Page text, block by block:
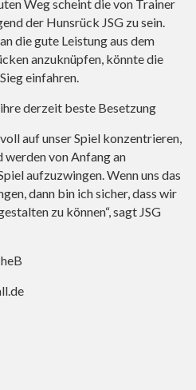
Weg scheint die von Trainer
der Hunsrück JSG zu sein.
die gute Leistung aus dem
anzuknüpfen, könnte die
einfahren.
derzeit beste Besetzung
auf unser Spiel konzentrieren,
werden von Anfang an
aufzuzwingen. Wenn uns das
dann bin ich sicher, dass wir
zu können“, sagt JSG